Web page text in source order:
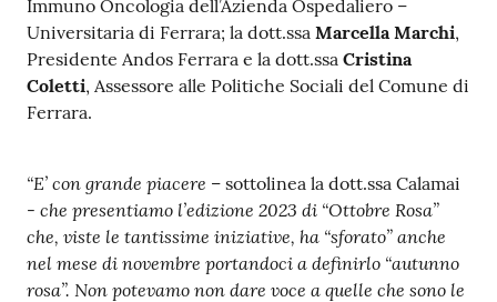
Immuno Oncologia dell’Azienda Ospedaliero –
Universitaria di Ferrara; la dott.ssa Marcella Marchi,
Presidente Andos Ferrara e la dott.ssa Cristina
Coletti, Assessore alle Politiche Sociali del Comune di
Ferrara.
“E’ con grande piacere – sottolinea la dott.ssa Calamai
- che presentiamo l’edizione 2023 di “Ottobre Rosa”
che, viste le tantissime iniziative, ha “sforato” anche
nel mese di novembre portandoci a definirlo “autunno
rosa”. Non potevamo non dare voce a quelle che sono le